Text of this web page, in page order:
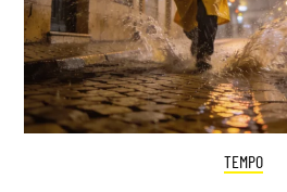
TEMPO